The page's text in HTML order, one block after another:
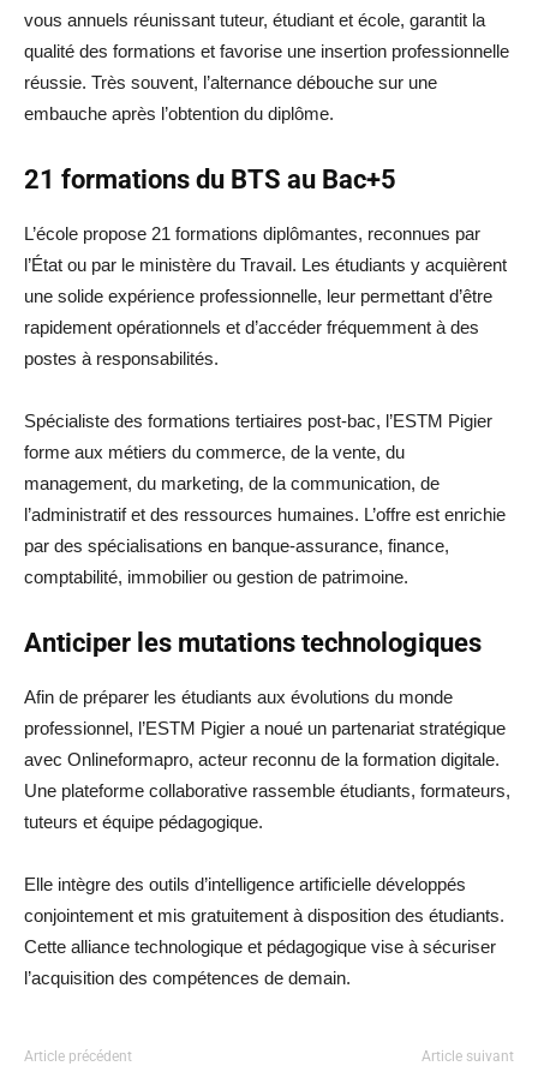
vous annuels réunissant tuteur, étudiant et école, garantit la
qualité des formations et favorise une insertion professionnelle
réussie. Très souvent, l’alternance débouche sur une
embauche après l’obtention du diplôme.
21 formations du BTS au Bac+5
L’école propose 21 formations diplômantes, reconnues par
l’État ou par le ministère du Travail. Les étudiants y acquièrent
une solide expérience professionnelle, leur permettant d’être
rapidement opérationnels et d’accéder fréquemment à des
postes à responsabilités.
Spécialiste des formations tertiaires post-bac, l’ESTM Pigier
forme aux métiers du commerce, de la vente, du
management, du marketing, de la communication, de
l’administratif et des ressources humaines. L’offre est enrichie
par des spécialisations en banque-assurance, finance,
comptabilité, immobilier ou gestion de patrimoine.
Anticiper les mutations technologiques
Afin de préparer les étudiants aux évolutions du monde
professionnel, l’ESTM Pigier a noué un partenariat stratégique
avec Onlineformapro, acteur reconnu de la formation digitale.
Une plateforme collaborative rassemble étudiants, formateurs,
tuteurs et équipe pédagogique.
Elle intègre des outils d’intelligence artificielle développés
conjointement et mis gratuitement à disposition des étudiants.
Cette alliance technologique et pédagogique vise à sécuriser
l’acquisition des compétences de demain.
Article précédent Article suivant